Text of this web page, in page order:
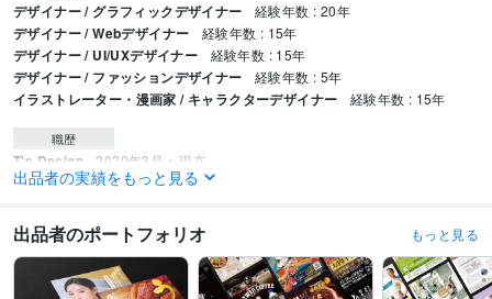
デザイナー / グラフィックデザイナー 経験年数 : 20年
デザイナー / Webデザイナー 経験年数 : 15年
デザイナー / UI/UXデザイナー 経験年数 : 15年
デザイナー / ファッションデザイナー 経験年数 : 5年
イラストレーター・漫画家 / キャラクターデザイナー 経験年数 : 15年
職歴
T's Design 2020年3月 ~ 現在
デザイン会社 2018年3月 ~ 2020年2月
アパレル会社 2008年3月 ~ 2015年2月
新聞社主催 月間話題広告賞 受賞
駅ビル主催 Tシャツデザインコンテスト
出品者の実績をもっと見る
出品者のポートフォリオ もっと見る